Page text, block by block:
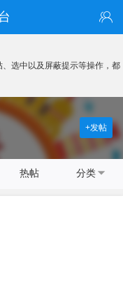
选中以及屏蔽提示等操作，都
+发帖
热帖 分类